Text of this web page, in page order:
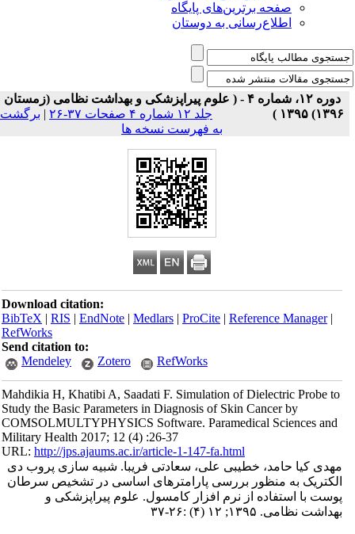
صفحه برترین‌های پایگاه
اطلاع‌رسانی به دوستان
دوره ۱۲، شماره ۴ - ( علوم پیراپزشکی و بهداشت نظامی (زمستان
۱۳۹۶) ۱۳۹۵ )
جلد ۱۲ شماره ۴ صفحات ۳۷-۲۶ |برگشت
به فهرست نسخه ها
Download citation:
BibTeX|RIS|EndNote|Medlars|ProCite|Reference Manager
RefWorks
Send citation to:
Mendeley
Zotero RefWorks
Mahdikia H, Khatibi A, Saadati F. Simulation of Dielectric Probe to
Study the Basic Parameters in Diagnosis of Skin Cancer by
COMSOLMULTYPHYSICS Software. Paramedical Sciences and
Military Health 2017; 12 (4) :26-37
URL:http://jps.ajaums.ac.ir/article-1-147-fa.html
مهدی کیا حامد، خطیبی علی، سعادتی فریبا. شبیه سازی پروب دی
الکتریک به منظور بررسی پارامترهای اساسی در تشخیص سرطان
پوست با استفاده از نرم افزار کامسول. علوم پیراپزشکی و
بهداشت نظامی. ۱۳۹۵; ۱۲ (۴) :۲۶-۳۷